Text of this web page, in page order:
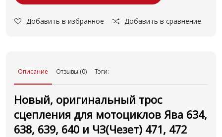
Добавить в избранное Добавить в сравнение
Описание Отзывы (0) Тэги:
Новый, оригинальный трос
сцепления для мотоциклов Ява 634,
638, 639, 640 и ЧЗ(Чезет) 471, 472